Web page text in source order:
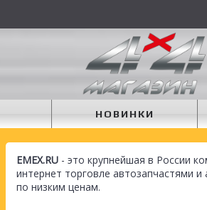
НОВИНКИ
EMEX.RU - это крупнейшая в России
интернет торговле автозапчастями и
по низким ценам.